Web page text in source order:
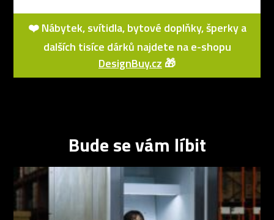
❤️ Nábytek, svítidla, bytové doplňky, šperky a
dalších tisíce dárků najdete na e-shopu
DesignBuy.cz 🎁
Bude se vám líbit